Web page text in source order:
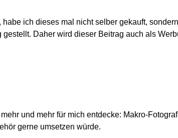
ich dieses mal nicht selber gekauft, sondern
gestellt. Daher wird dieser Beitrag auch als
und mehr für mich entdecke: Makro-
gerne umsetzen würde.